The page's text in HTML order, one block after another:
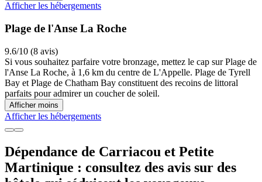
Afficher les hébergements
Plage de l'Anse La Roche
9.6/10 (8 avis)
Si vous souhaitez parfaire votre bronzage, mettez le cap sur Plage de
l'Anse La Roche, à 1,6 km du centre de L'Appelle. Plage de Tyrell
Bay et Plage de Chatham Bay constituent des recoins de littoral
parfaits pour admirer un coucher de soleil.
Afficher moins
Afficher les hébergements
Dépendance de Carriacou et Petite
Martinique : consultez des avis sur des